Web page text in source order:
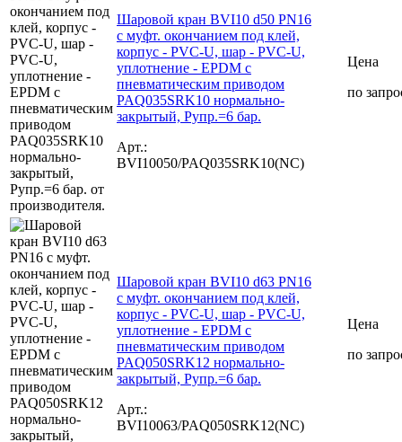
Шаровой кран BVI10 d50 PN16
с муфт. окончанием под клей,
корпус - PVC-U, шар - PVC-U,
уплотнение - EPDM с
пневматическим приводом
PAQ035SRK10 нормально-
закрытый, Рупр.=6 бар.
Арт.:
BVI10050/PAQ035SRK10(NC)
Цена
по
Шаровой кран BVI10 d63 PN16
с муфт. окончанием под клей,
корпус - PVC-U, шар - PVC-U,
уплотнение - EPDM с
пневматическим приводом
PAQ050SRK12 нормально-
закрытый, Рупр.=6 бар.
Арт.:
BVI10063/PAQ050SRK12(NC)
Цена
по